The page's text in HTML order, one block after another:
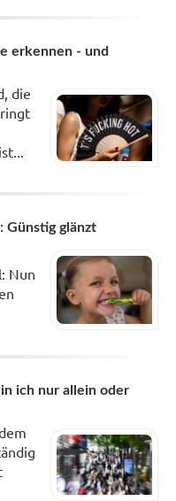
erkennen - und
die
Günstig glänzt
Nun
ich nur allein oder